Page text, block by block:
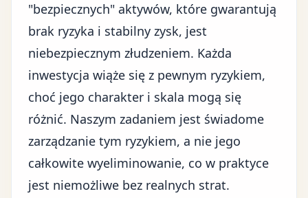
"bezpiecznych" aktywów, które gwarantują
brak ryzyka i stabilny zysk, jest
niebezpiecznym złudzeniem. Każda
inwestycja wiąże się z pewnym ryzykiem,
choć jego charakter i skala mogą się
różnić. Naszym zadaniem jest świadome
zarządzanie tym ryzykiem, a nie jego
całkowite wyeliminowanie, co w praktyce
jest niemożliwe bez realnych strat.